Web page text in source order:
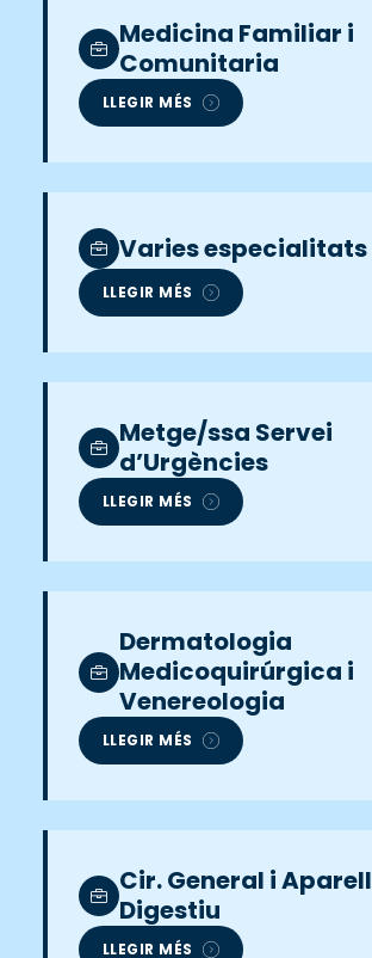
Medicina Familiar i
Comunitaria
LLEGIR MÉS
Varies especialitats
LLEGIR MÉS
Metge/ssa Servei
d’Urgències
LLEGIR MÉS
Dermatologia
Medicoquirúrgica i
Venereologia
LLEGIR MÉS
Cir. General i Aparell
Digestiu
LLEGIR MÉS